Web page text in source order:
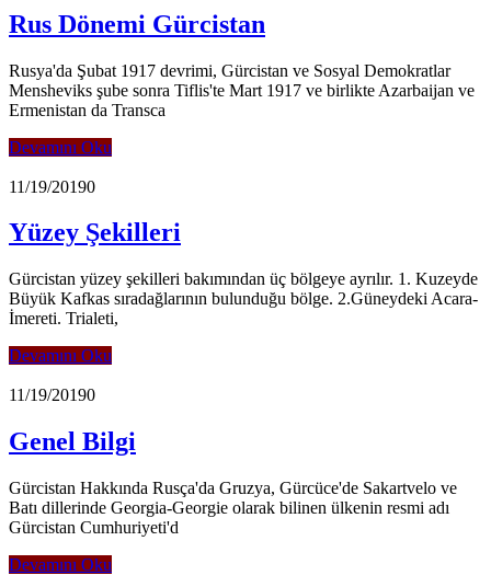
Rus Dönemi Gürcistan
Rusya'da Şubat 1917 devrimi, Gürcistan ve Sosyal Demokratlar
Mensheviks şube sonra Tiflis'te Mart 1917 ve birlikte Azarbaijan ve
Ermenistan da Transca
Devamını Oku
11/19/20190
Yüzey Şekilleri
Gürcistan yüzey şekilleri bakımından üç bölgeye ayrılır. 1. Kuzeyde
Büyük Kafkas sıradağlarının bulunduğu bölge. 2.Güneydeki Acara-
İmereti. Trialeti,
Devamını Oku
11/19/20190
Genel Bilgi
Gürcistan Hakkında Rusça'da Gruzya, Gürcüce'de Sakartvelo ve
Batı dillerinde Georgia-Georgie olarak bilinen ülkenin resmi adı
Gürcistan Cumhuriyeti'd
Devamını Oku